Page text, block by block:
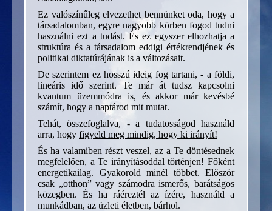
Ez valószínűleg elvezethet bennünket oda, hogy a
társadalomban, egyre nagyobb körben fogod tudni
használni ezt a tudást. És ez egyszer elhozhatja a
struktúra és a társadalom eddigi értékrendjének és
politikai diktatúrájának is a változásait.
De szerintem ez hosszú ideig fog tartani, - a földi,
lineáris idő szerint. Te már át tudsz kapcsolni
kvantum üzemmódra is, és akkor már kevésbé
számít, hogy a naptárod mit mutat.
Tehát, összefoglalva, - a tudatosságod használd
arra, hogy figyeld meg mindig, hogy ki irányít!
És ha valamiben részt veszel, az a Te döntésednek
megfelelően, a Te irányításoddal történjen! Főként
energetikailag. Gyakorold minél többet. Először
csak „otthon” vagy számodra ismerős, barátságos
közegben. És ha ráéreztél az ízére, használd a
munkádban, az üzleti életben, bárhol.